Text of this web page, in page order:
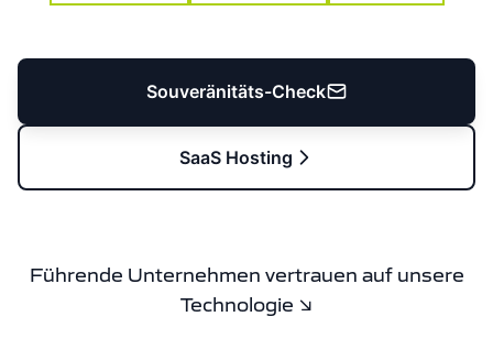
Souveränitäts-Check
SaaS Hosting
Führende Unternehmen vertrauen auf unsere
Technologie ↘